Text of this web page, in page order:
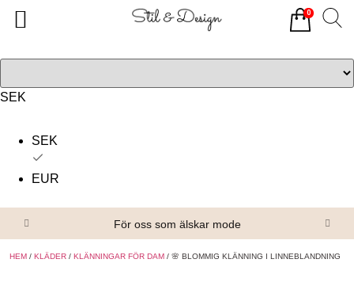
SEK
SEK
EUR
För oss som älskar mode
HEM / KLÄDER / KLÄNNINGAR FÖR DAM / 🌸 BLOMMIG KLÄNNING I LINNEBLANDNING
0
Alla produkter
Om oss